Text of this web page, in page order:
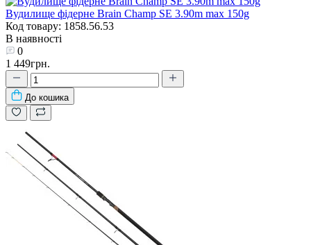
Вудилище фідерне Brain Champ SE 3.90m max 150g
Код товару: 1858.56.53
В наявності
0
1 449грн.
До кошика